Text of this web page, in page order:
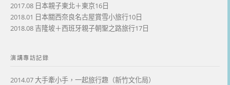
2017.08 日本親子東北＋東京16日
2018.01 日本關西奈良名古屋賞雪小旅行10日
2018.08 吉隆坡＋西班牙親子朝聖之路旅行17日
演講專訪記錄
2014.07 大手牽小手，一起旅行趣（新竹文化局）